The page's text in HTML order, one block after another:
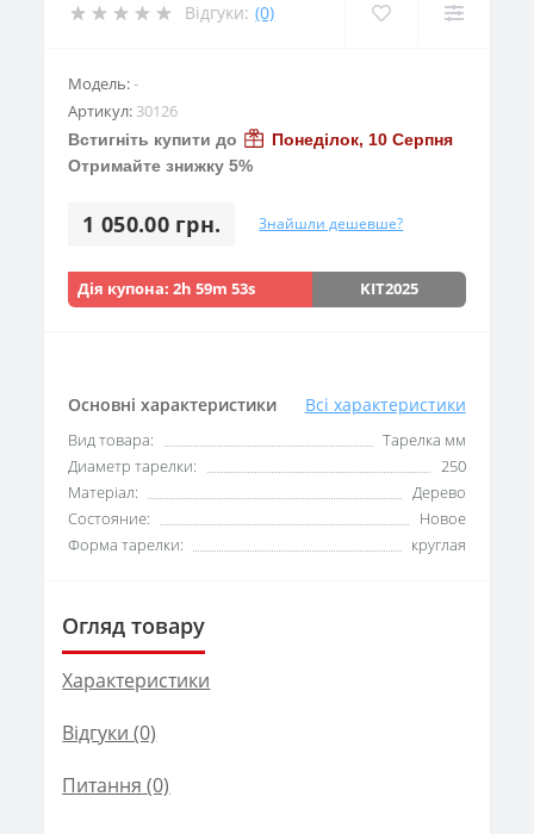
Відгуки: (0)
Модель:-
Артикул: 30126
Встигніть купити до
Понеділок, 10 Серпня
Отримайте знижку 5%
1 050.00 грн. Знайшли дешевше?
Дія купона:2h 59m 53s KIT2025
Основні характеристики Всі характеристики
Вид товара:
Тарелка мм
Диаметр тарелки:
250
Матеріал:
Дерево
Состояние:
Новое
Форма тарелки:
круглая
Огляд товару
Характеристики
Відгуки (0)
Питання (0)